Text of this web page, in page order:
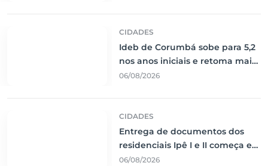
CIDADES
Ideb de Corumbá sobe para 5,2
nos anos iniciais e retoma maior
nota histórica
06/08/2026
CIDADES
Entrega de documentos dos
residenciais Ipê I e II começa em
10 de agosto
06/08/2026